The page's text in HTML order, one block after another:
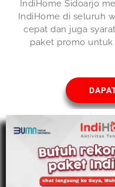
IndiHome Sidoarjo
IndiHome di seluruh
cepat dan juga
paket promo untuk